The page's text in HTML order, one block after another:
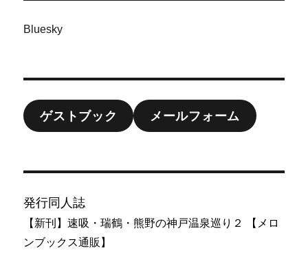
Bluesky
ゲストブック メールフォーム
発行同人誌
【新刊】速吸・瑞鶴・熊野の神戸温泉巡り２ 【メロ
ンブックス通販】